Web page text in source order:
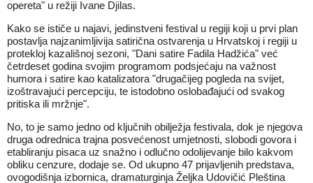
opereta" u režiji Ivane Djilas.
Kako se ističe u najavi, jedinstveni festival u regiji koji u prvi plan
postavlja najzanimljivija satirična ostvarenja u Hrvatskoj i regiji u
protekloj kazališnoj sezoni, "Dani satire Fadila Hadžića" već
četrdeset godina svojim programom podsjećaju na važnost
humora i satire kao katalizatora "drugačijeg pogleda na svijet,
izoštravajući percepciju, te istodobno oslobađajući od svakog
pritiska ili mržnje".
No, to je samo jedno od ključnih obilježja festivala, dok je njegova
druga odrednica trajna posvećenost umjetnosti, slobodi govora i
etabliranju pisaca uz snažno i odlučno odolijevanje bilo kakvom
obliku cenzure, dodaje se. Od ukupno 47 prijavljenih predstava,
ovogodišnja izbornica, dramaturginja Željka Udovičić Pleština